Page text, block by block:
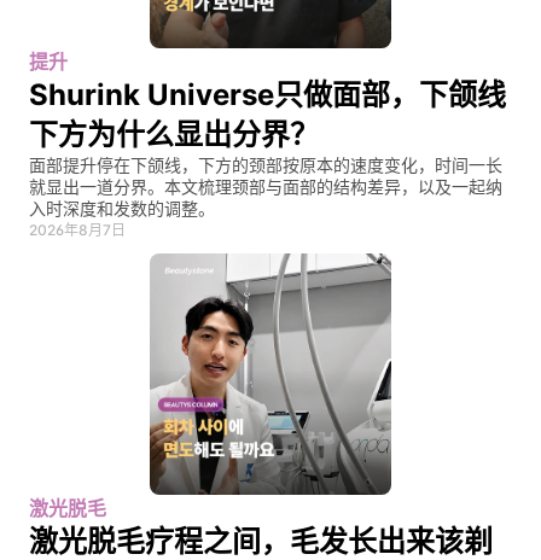
提升
Shurink Universe只做面部，下颌线
下方为什么显出分界？
面部提升停在下颌线，下方的颈部按原本的速度变化，时间一长
就显出一道分界。本文梳理颈部与面部的结构差异，以及一起纳
入时深度和发数的调整。
2026年8月7日
激光脱毛
激光脱毛疗程之间，毛发长出来该剃